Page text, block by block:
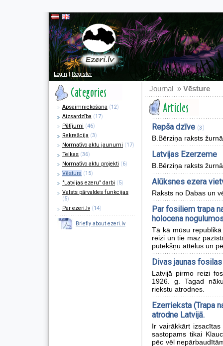
Login|Register
Apsaimniekošana (12)
Aizsardzība (17)
Pētījumi (46)
Rekreācija (3)
Normatīvo aktu jaunumi (17)
Teikas (36)
Normatīvo aktu projekti (6)
Vēsture (15)
"Latvijas ezeru" darbi (5)
Valsts pārvaldes funkcijas
(5)
Par ezeri.lv (14)
Briefly about ezeri.lv
Journal » Vēsture
Repša dzīve (3)
B.Bērziņa raksts
Latvijas Ezerzeme
B.Bērziņa raksts
Alūksnes ezera
Raksts no Dabas un
Par fosiliem trapa
holocena
Tā kā mūsu
reizi un tie maz
putekšņu attēlus un
Divas jaunas
Latvijā pirmo reizi
1926. g. Tagad
riekstu atrodnes.
Ezerrieksta (Trapa
atrodne Latvijā.
Ir vairākkārt
sastopams tikai
pēc vēl